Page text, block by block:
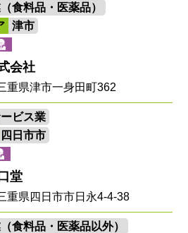
食料品・医薬品）
津市
会社
重県津市一身田町362
ビス業
四日市市
堂
重県四日市市日永4-4-38
食料品・医薬品以外）